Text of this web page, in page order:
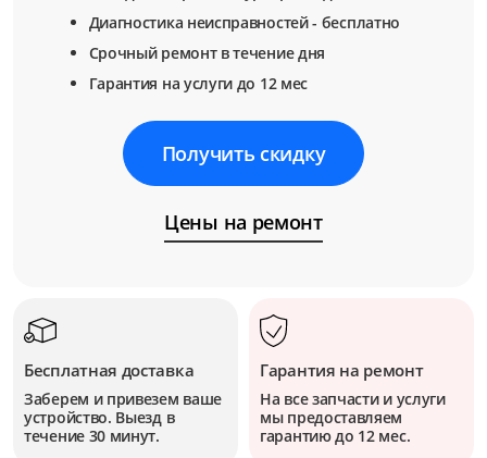
Диагностика неисправностей - бесплатно
Срочный ремонт в течение дня
Гарантия на услуги до 12 мес
Получить скидку
Цены на ремонт
Бесплатная доставка
Заберем и привезем ваше
устройство. Выезд в
течение 30 минут.
Гарантия на ремонт
На все запчасти и услуги
мы предоставляем
гарантию до 12 мес.